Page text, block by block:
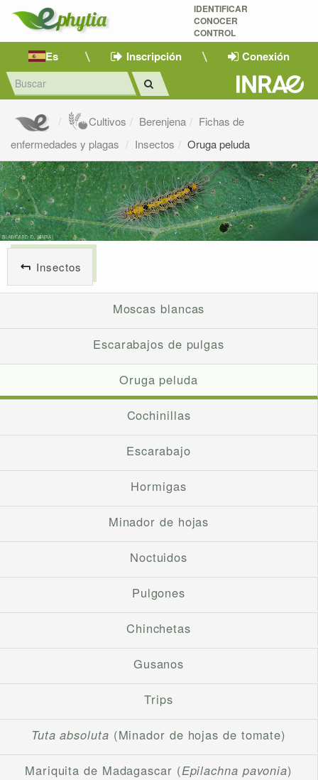
IDENTIFICAR
CONOCER
CONTROL
Es Inscripción Conexión
Cultivos Berenjena
Fichas de
enfermedades y plagas
Insectos Oruga peluda
Insectos
Moscas blancas
Escarabajos de pulgas
Oruga peluda
Cochinillas
Escarabajo
Hormigas
Minador de hojas
Noctuidos
Pulgones
Chinchetas
Gusanos
Trips
Tuta absoluta (Minador de hojas de tomate)
Mariquita de Madagascar (Epilachna pavonia)